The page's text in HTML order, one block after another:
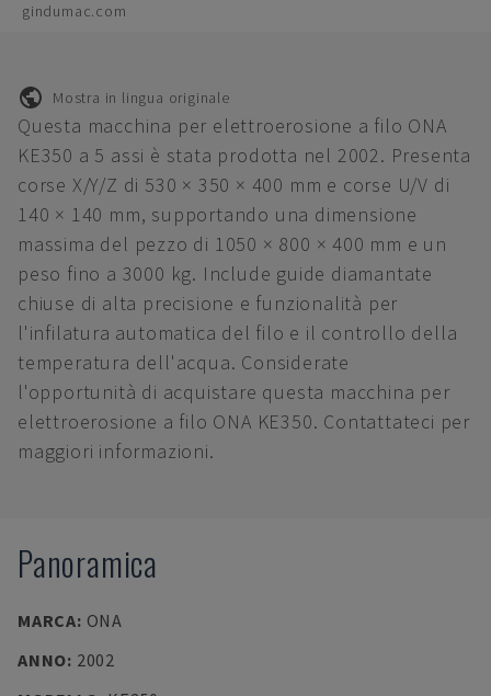
gindumac.com
Mostra in lingua originale
Questa macchina per elettroerosione a filo ONA
KE350 a 5 assi è stata prodotta nel 2002. Presenta
corse X/Y/Z di 530 × 350 × 400 mm e corse U/V di
140 × 140 mm, supportando una dimensione
massima del pezzo di 1050 × 800 × 400 mm e un
peso fino a 3000 kg. Include guide diamantate
chiuse di alta precisione e funzionalità per
l'infilatura automatica del filo e il controllo della
temperatura dell'acqua. Considerate
l'opportunità di acquistare questa macchina per
elettroerosione a filo ONA KE350. Contattateci per
maggiori informazioni.
Panoramica
MARCA: ONA
ANNO: 2002